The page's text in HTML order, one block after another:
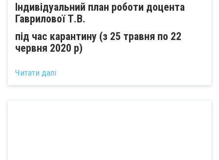
Індивідуальний план роботи доцента
Гаврилової Т.В.
під час карантину (з 25 травня по 22
червня 2020 р)
Читати далі